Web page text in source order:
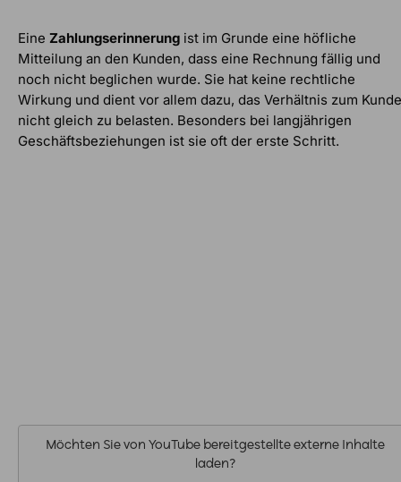
Eine Zahlungserinnerung ist im Grunde eine höfliche
Mitteilung an den Kunden, dass eine Rechnung fällig und
noch nicht beglichen wurde. Sie hat keine rechtliche
Wirkung und dient vor allem dazu, das Verhältnis zum
nicht gleich zu belasten. Besonders bei langjährigen
Geschäftsbeziehungen ist sie oft der erste Schritt.
Möchten Sie von YouTubebereitgestellte externe Inhalte
laden?